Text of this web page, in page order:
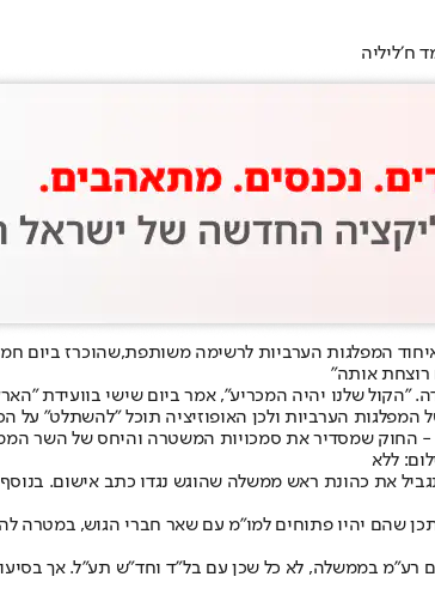
ח׳ליליה
המפלגות הערביות לרשימה משותפת,שהוכרז ביום
רוצחת אותה"
שלנו יהיה המכריע", אמר ביום שישי בוועידת
המפלגות הערביות ולכן האופוזיציה תוכל ״להשתלט״
החוק שמסדיר את סמכויות המשטרה והיחס של השר
ללא
את כהונת ראש ממשלה שהוגש נגדו כתב אישום.
שהם יהיו פתוחים למו״מ עם שאר חברי הגוש, במטרה
בממשלה, לא כל שכן עם בל״ד וחד״ש תע״ל. אך